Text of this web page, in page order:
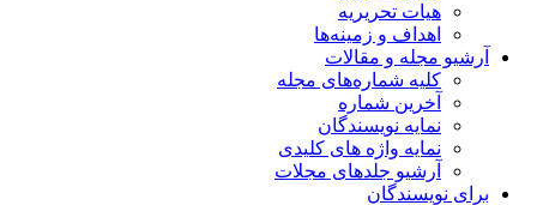
هیات تحریریه
اهداف و زمینه‌ها
آرشیو مجله و مقالات
کلیه شماره‌های مجله
آخرین شماره
نمایه نویسندگان
نمایه واژه های کلیدی
آرشیو جلدهای مجلات
برای نویسندگان